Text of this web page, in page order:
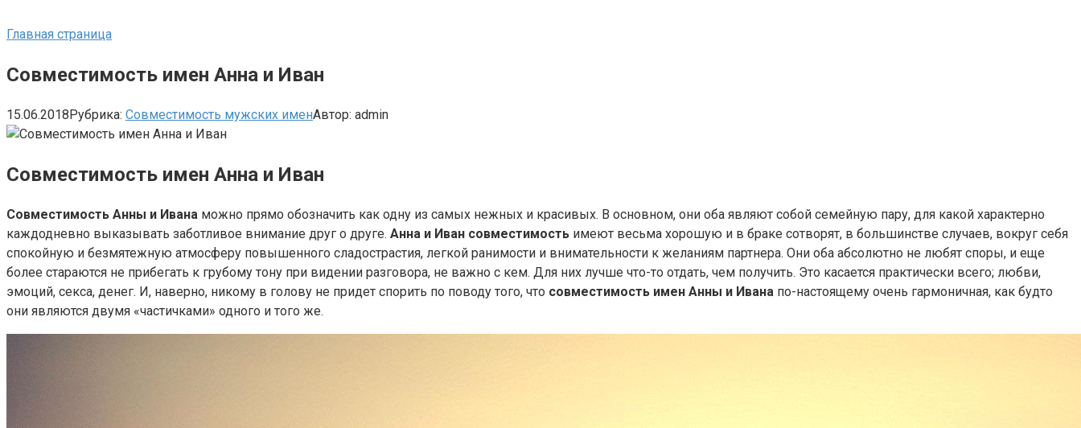
Главная страница
Совместимость имен Анна и Иван
15.06.2018Рубрика: Совместимость мужских именАвтор: admin
Совместимость имен Анна и Иван
Совместимость Анны и Ивана можно прямо обозначить как одну из самых нежных и красивых. В основном, они оба являют собой семейную пару, для какой характерно
каждодневно выказывать заботливое внимание друг о друге. Анна и Иван совместимость имеют весьма хорошую и в браке сотворят, в большинстве случаев, вокруг себя
спокойную и безмятежную атмосферу повышенного сладострастия, легкой ранимости и внимательности к желаниям партнера. Они оба абсолютно не любят споры, и еще
более стараются не прибегать к грубому тону при видении разговора, не важно с кем. Для них лучше что-то отдать, чем получить. Это касается практически всего; любви,
эмоций, секса, денег. И, наверно, никому в голову не придет спорить по поводу того, что совместимость имен Анны и Ивана по-настоящему очень гармоничная, как будто
они являются двумя «частичками» одного и того же.